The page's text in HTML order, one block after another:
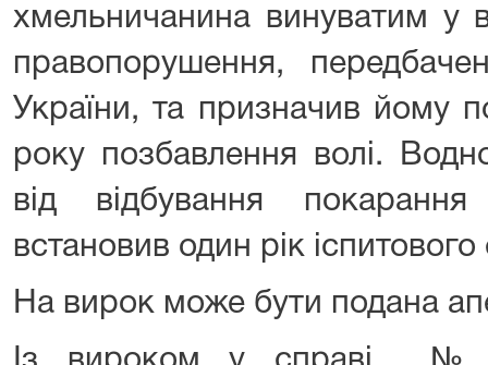
хмельничанина винуватим у
правопорушення,
України, та призначив йому
року позбавлення волі.
від відбування
встановив один рік
На вирок може бути подана